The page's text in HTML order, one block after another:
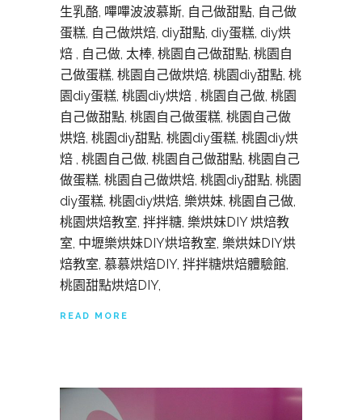
生乳酪, 嗶嗶波波慕斯, 自己做甜點, 自己做
蛋糕, 自己做烘焙, diy甜點, diy蛋糕, diy烘
焙 , 自己做, 太棒, 桃園自己做甜點, 桃園自
己做蛋糕, 桃園自己做烘焙, 桃園diy甜點, 桃
園diy蛋糕, 桃園diy烘焙 , 桃園自己做, 桃園
自己做甜點, 桃園自己做蛋糕, 桃園自己做
烘焙, 桃園diy甜點, 桃園diy蛋糕, 桃園diy烘
焙 , 桃園自己做, 桃園自己做甜點, 桃園自己
做蛋糕, 桃園自己做烘焙, 桃園diy甜點, 桃園
diy蛋糕, 桃園diy烘焙, 樂烘妹, 桃園自己做,
桃園烘焙教室, 拌拌糖, 樂烘妹DIY 烘焙教
室, 中壢樂烘妹DIY烘培教室, 樂烘妹DIY烘
焙教室, 慕慕烘焙DIY, 拌拌糖烘焙體驗館,
桃園甜點烘焙DIY,
READ MORE